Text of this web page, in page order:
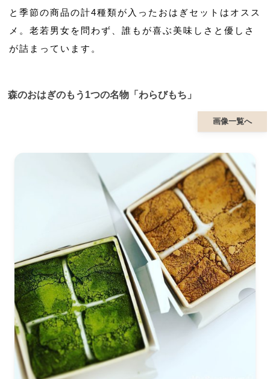
と季節の商品の計4種類が入ったおはぎセットはオスス
メ。老若男女を問わず、誰もが喜ぶ美味しさと優しさ
が詰まっています。
森のおはぎのもう1つの名物「わらびもち」
画像一覧へ